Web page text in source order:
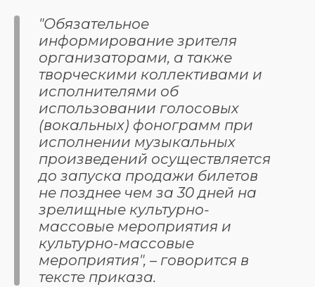
"Обязательное
информирование зрителя
организаторами, а также
творческими коллективами и
исполнителями об
использовании голосовых
(вокальных) фонограмм при
исполнении музыкальных
произведений осуществляется
до запуска продажи билетов
не позднее чем за 30 дней на
зрелищные культурно-
массовые мероприятия и
культурно-массовые
мероприятия", – говорится в
тексте приказа.